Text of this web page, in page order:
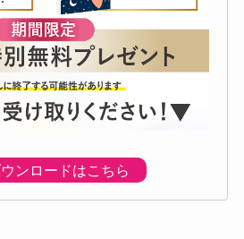
ンロードはこちら